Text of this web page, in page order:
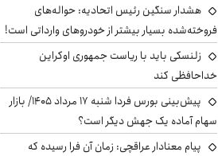
هشدار سنگین رئیس اتحادیه: حواله‌های
فروخته‌شده بسیار بیشتر از خودروهای وارداتی است!
زلنسکی باید با ریاست جمهوری اوکراین
خداحافظی کند
پیش‌بینی بورس فردا شنبه ۱۷ مرداد ۱۴۰۵/ بازار
سهام آماده یک جهش دیگر است؟
پیام معنادار عراقچی: زمان آن فرا رسیده که